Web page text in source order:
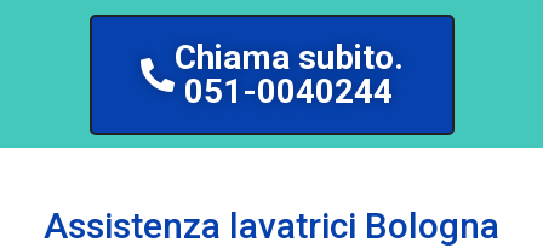
Chiama subito.
051-0040244
Assistenza lavatrici Bologna